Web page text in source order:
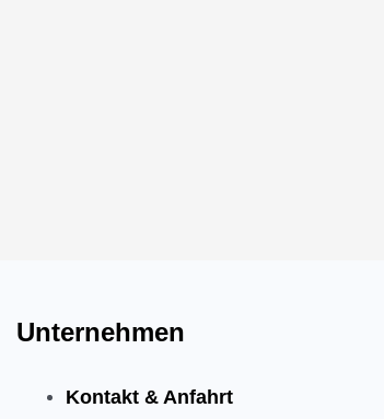
Unternehmen
Kontakt & Anfahrt